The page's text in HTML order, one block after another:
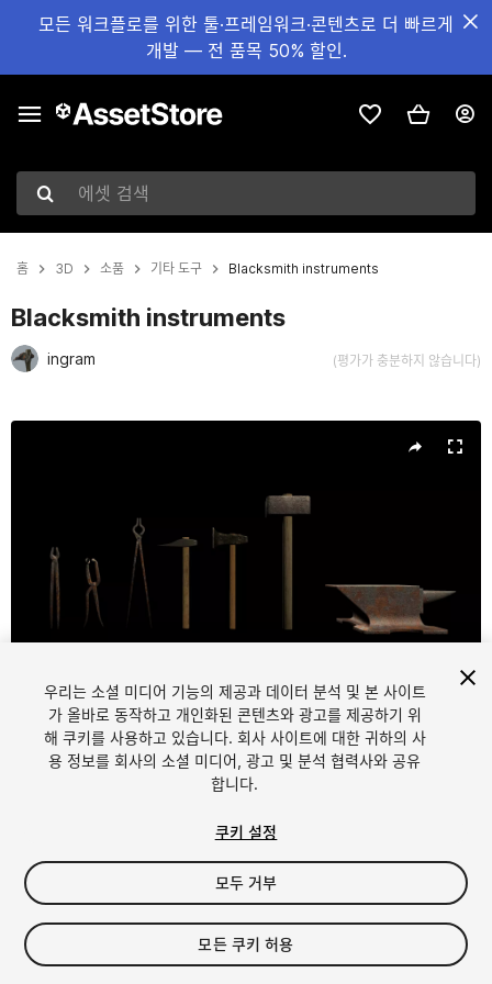
모든 워크플로를 위한 툴·프레임워크·콘텐츠로 더 빠르게
개발 — 전 품목 50% 할인.
에셋 검색
홈 3D 소품 기타 도구 Blacksmith instruments
Blacksmith instruments
ingram (평가가 충분하지 않습니다)
1/9
$4.99
세금/부가세는 결제 시 반영됩니다.
우리는 소셜 미디어 기능의 제공과 데이터 분석 및 본 사이트
가 올바로 동작하고 개인화된 콘텐츠와 광고를 제공하기 위
해 쿠키를 사용하고 있습니다. 회사 사이트에 대한 귀하의 사
용 정보를 회사의 소셜 미디어, 광고 및 분석 협력사와 공유
합니다.
쿠키 설정
모두 거부
모든 쿠키 허용